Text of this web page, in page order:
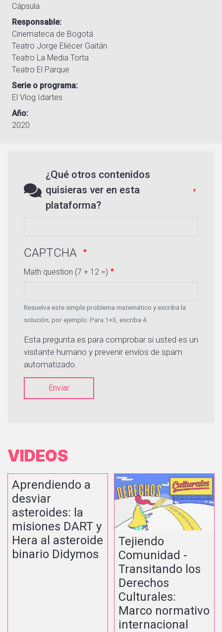
Cápsula
Responsable
Cinemateca de Bogotá
Teatro Jorge Eliécer Gaitán
Teatro La Media Torta
Teatro El Parque
Serie o programa
El Vlog Idartes
Año
2020
¿Qué otros contenidos
quisieras ver en esta
plataforma?
CAPTCHA
Math question (7 + 12 =)
Resuelva este simple problema matemático y escriba la
solución; por ejemplo: Para 1+3, escriba 4.
Esta pregunta es para comprobar si usted es un
visitante humano y prevenir envíos de spam
automatizado.
Enviar
VIDEOS
Aprendiendo a
desviar
asteroides: la
misiones DART y
Hera al asteroide
binario Didymos
Tejiendo
Comunidad -
Transitando los
Derechos
Culturales:
Marco normativo
internacional